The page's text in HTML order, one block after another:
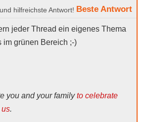
Beste Antwort
jeder Thread ein eigenes Thema
im grünen Bereich ;-)
you and your familyto celebrate
us.